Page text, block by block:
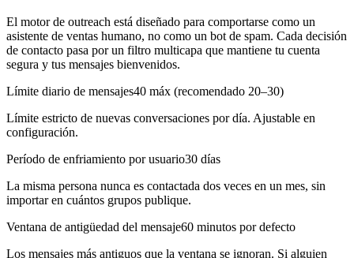
El motor de outreach está diseñado para comportarse como un
asistente de ventas humano, no como un bot de spam. Cada decisión
de contacto pasa por un filtro multicapa que mantiene tu cuenta
segura y tus mensajes bienvenidos.
Límite diario de mensajes40 máx (recomendado 20–30)
Límite estricto de nuevas conversaciones por día. Ajustable en
configuración.
Período de enfriamiento por usuario30 días
La misma persona nunca es contactada dos veces en un mes, sin
importar en cuántos grupos publique.
Ventana de antigüedad del mensaje60 minutos por defecto
Los mensajes más antiguos que la ventana se ignoran. Si alguien